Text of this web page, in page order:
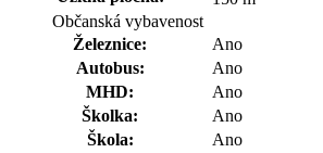
Občanská vybavenost
Železnice:
Ano
Autobus:
Ano
MHD:
Ano
Školka:
Ano
Škola:
Ano